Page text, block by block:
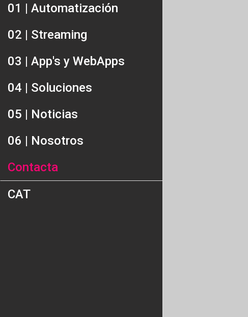
01 | Automatización
02 | Streaming
03 | App's y WebApps
04 | Soluciones
05 | Noticias
06 | Nosotros
Contacta
CAT